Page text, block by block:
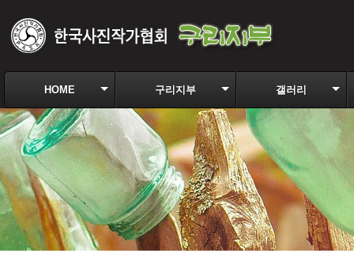
HOME 구리지부 갤러리